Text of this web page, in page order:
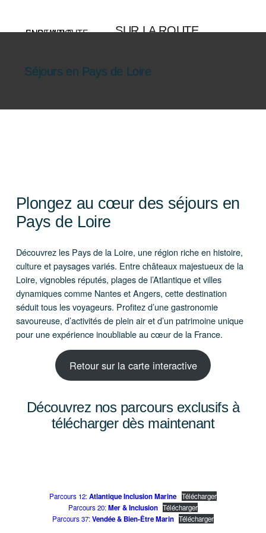
contenu
SUR LA ROUTE
Séjours en Pays de Loire
Plongez au cœur des séjours en
Pays de Loire
Découvrez les Pays de la Loire, une région riche en histoire,
culture et paysages variés. Entre châteaux majestueux de la
Loire, vignobles réputés, plages de l’Atlantique et villes
dynamiques comme Nantes et Angers, cette destination
séduit tous les voyageurs. Profitez d’une gastronomie
savoureuse, d’activités de plein air et d’un patrimoine unique
pour une expérience inoubliable au cœur de la France.
Retour sur la carte interactive
Découvrez nos parcours exclusifs à
télécharger dès maintenant
Parcours 12:Atlantique Inclusion Marine Télécharger
Parcours 20:Mer & Inclusion Télécharger
Parcours 37:Vendée & Bien-Être Marin Télécharger